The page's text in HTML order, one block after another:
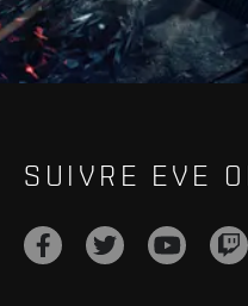
SUIVRE EVE